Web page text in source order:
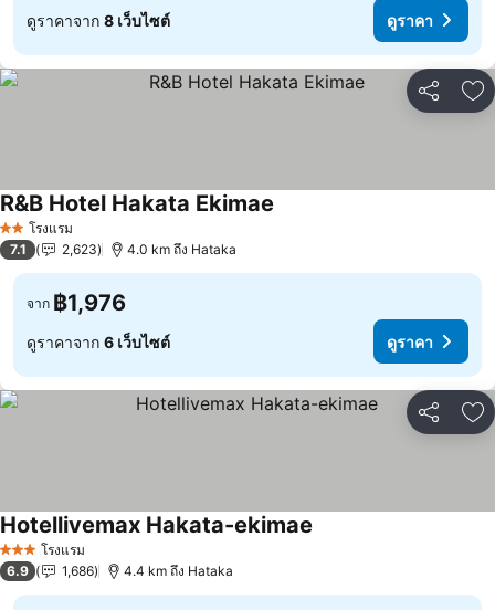
ดูราคาจาก 8 เว็บไซต์ ดูราคา
แชร์ เ
2 ดาวโรงแรม
R&B Hotel Hakata Ekimae
7.1 2,623 4.0 km ถึง Hataka
จาก ฿1,976
ดูราคาจาก 6 เว็บไซต์ ดูราคา
แชร์ เ
3 ดาว โรงแรม
Hotellivemax Hakata-ekimae
6.9 1,686 4.4 km ถึง Hataka